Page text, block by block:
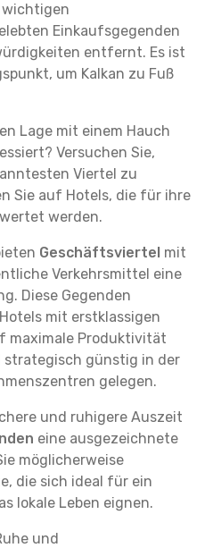
Einkaufsgegenden
entfernt. Es ist
um Kalkan zu Fuß
Lage mit einem Hauch
Versuchen Sie,
Viertel zu
Sie auf Hotels, die für ihre
werden.
Geschäftsviertel mit
Verkehrsmittel eine
Diese Gegenden
mit erstklassigen
maximale Produktivität
strategisch günstig in der
gelegen.
und ruhigere Auszeit
eine ausgezeichnete
möglicherweise
die sich ideal für ein
lokale Leben eignen.
und